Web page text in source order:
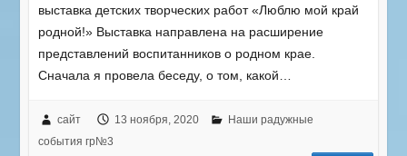
выставка детских творческих работ «Люблю мой край
родной!» Выставка направлена на расширение
представлений воспитанников о родном крае.
Сначала я провела беседу, о том, какой…
сайт 13 ноября, 2020
Наши радужные
события гр№3